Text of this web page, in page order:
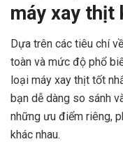
máy xay thịt
Dựa trên các tiêu chí
toàn và mức độ phổ
loại máy xay thịt tốt
bạn dễ dàng so sánh
những ưu điểm riêng,
khác nhau.